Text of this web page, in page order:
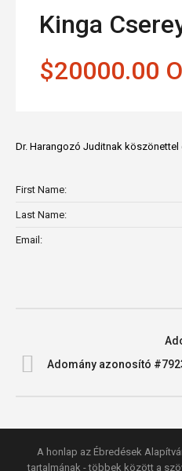
Kinga
$20000.00
Dr. Harangozó Juditnak köszönettel
First Name:
Last Name:
Email:
Adomány azonosító
A honlap az Ébredések
tartalmának - többek között a